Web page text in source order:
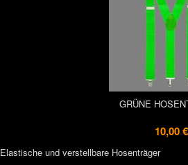
GRÜNE
10,00 €
Elastische und verstellbare Hosenträger